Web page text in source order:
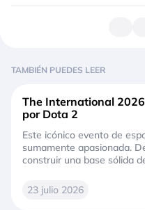
TAMBIÉN PUEDES LEER
The International
por Dota 2
Este icónico evento de
sumamente apasionada.
construir una base sólida
23 julio 2026